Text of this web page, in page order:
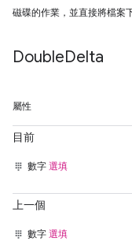
磁碟的作業，並直接將檔案
DoubleDelta
屬性
目前
數字 選填
上一個
數字 選填